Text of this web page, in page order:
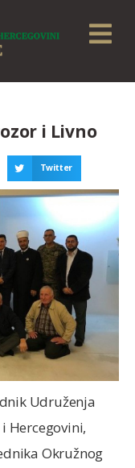
i Livno
Twitter
Udruženja
Hercegovini,
Okružnog